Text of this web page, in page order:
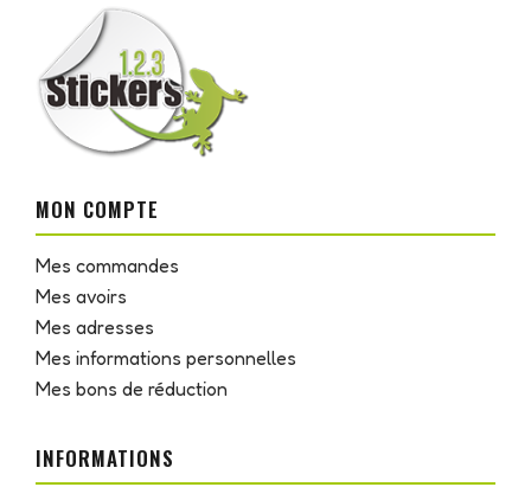
MON COMPTE
Mes commandes
Mes avoirs
Mes adresses
Mes informations personnelles
Mes bons de réduction
INFORMATIONS